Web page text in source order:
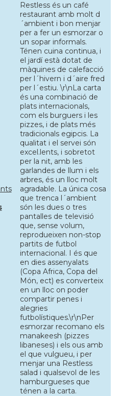
Restless és un café
restaurant amb molt d
´ambient i bon menjar
per a fer un esmorzar o
un sopar informals.
Ténen cuina continua, i
el jardí està dotat de
màquines de calefacció
per l´hivern i d´aire fred
per l´estiu. \r\nLa carta
és una combinació de
plats internacionals,
com els burguers i les
pizzes, i de plats més
tradicionals egipcis. La
qualitat i el servei són
excel.lents, i sobretot
per la nit, amb les
garlandes de llum i els
arbres, és un lloc molt
agradable. La única cosa
que trenca l´ambient
són les dues o tres
pantalles de televisió
que, sense volum,
reprodueixen non-stop
partits de futbol
internacional. I és que
en dies assenyalats
(Copa Africa, Copa del
Món, ect) es converteix
en un lloc on poder
compartir penes i
alegries
futbolístiques.\r\nPer
esmorzar recomano els
manakeesh (pizzes
libaneses) i els ous amb
el que vulgueu, i per
menjar una Restless
salad i qualsevol de les
hamburgueses que
ténen a la carta.